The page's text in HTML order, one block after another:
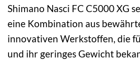
Shimano Nasci FC C5000 XG
eine Kombination aus
innovativen Werkstoffen, die
und ihr geringes Gewicht